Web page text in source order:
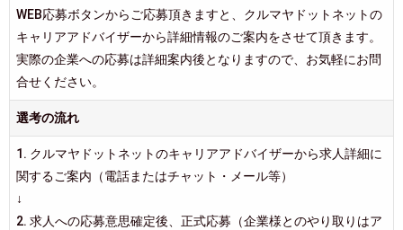
WEB応募ボタンからご応募頂きますと、クルマヤドットネットの
キャリアアドバイザーから詳細情報のご案内をさせて頂きます。
実際の企業への応募は詳細案内後となりますので、お気軽にお問
合せください。
選考の流れ
1. クルマヤドットネットのキャリアアドバイザーから求人詳細に
関するご案内（電話またはチャット・メール等）
↓
2. 求人への応募意思確定後、正式応募（企業様とのやり取りはア